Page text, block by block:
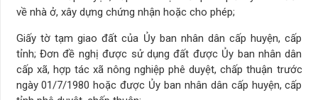
về nhà ở, xây dựng chứng nhận hoặc cho phép;
Giấy tờ tạm giao đất của Ủy ban nhân dân cấp huyện, cấp
tỉnh; Đơn đề nghị được sử dụng đất được Ủy ban nhân dân
cấp xã, hợp tác xã nông nghiệp phê duyệt, chấp thuận trước
ngày 01/7/1980 hoặc được Ủy ban nhân dân cấp huyện, cấp